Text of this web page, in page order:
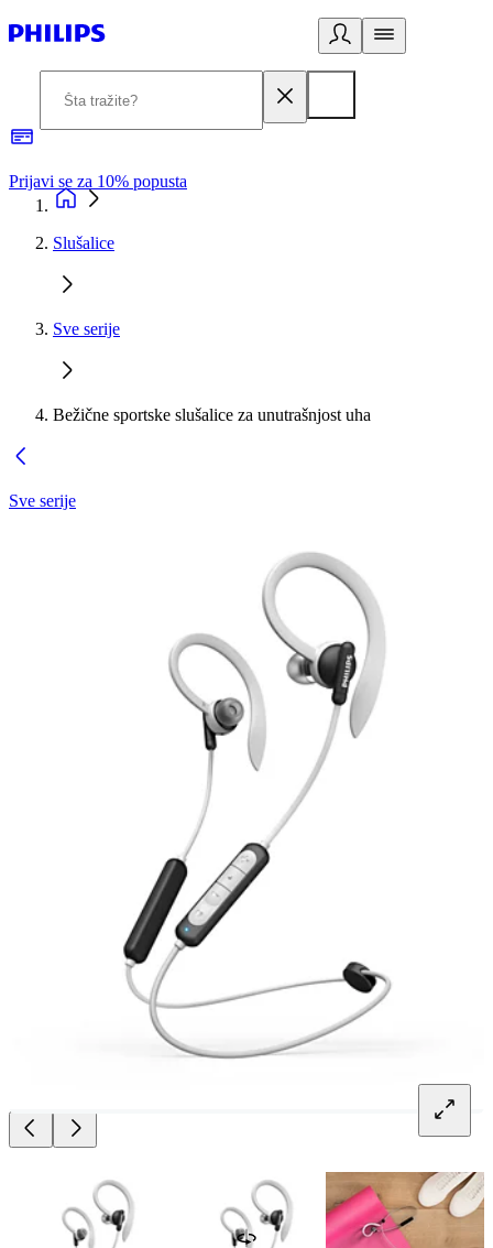
Prijavi se za 10% popusta
Slušalice
Sve serije
Bežične sportske slušalice za unutrašnjost uha
Sve serije